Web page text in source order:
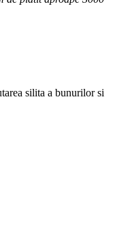
silita a bunurilor si